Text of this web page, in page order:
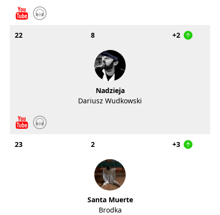
22 8 +2
Nadzieja
Dariusz Wudkowski
23 2 +3
Santa Muerte
Brodka